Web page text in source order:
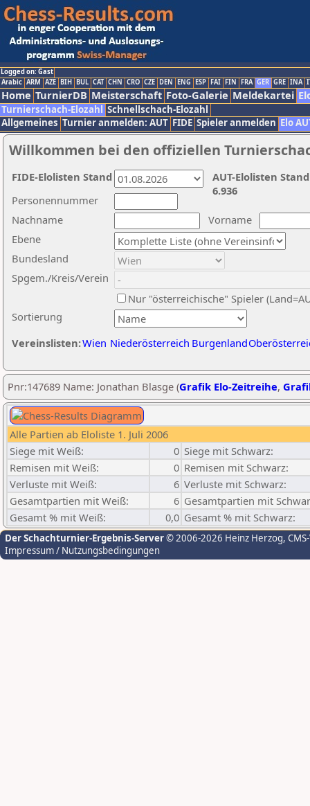
Logged on: Gast
Arabic ARM AZE BIH BUL CAT CHN CRO CZE DEN ENG ESP FAI FIN FRA GER GRE INA
Home TurnierDB Meisterschaft Foto-Galerie Meldekartei
Turnierschach-Elozahl Schnellschach-Elozahl
Allgemeines Turnier anmelden: AUT FIDE Spieler anmelden Elo
Willkommen bei den offiziellen
Nachname
Vorname
Ebene
Sortierung
Personennummer
Bundesland
Spgem./Kreis/Verein
Nur "österreichische" Spieler
Vereinslisten:Wien Niederösterreich Burgenland
AUT-Elolisten
6.936
FIDE-Elolisten Stand
Pnr:147689 Name: Jonathan Blasge (Grafik Elo-Zeitreihe,
Alle Partien ab Eloliste 1. Juli 2006
Siege mit Weiß:
0 Siege mit Schwarz:
Remisen mit Weiß:
0 Remisen mit Schwarz:
Verluste mit Weiß:
6 Verluste mit Schwarz:
Gesamtpartien mit Weiß:
6 Gesamtpartien mit
Gesamt % mit Weiß:
0,0 Gesamt % mit Schwarz:
Der Schachturnier-Ergebnis-Server© 2006-2026 Heinz Herzog,
Impressum / Nutzungsbedingungen